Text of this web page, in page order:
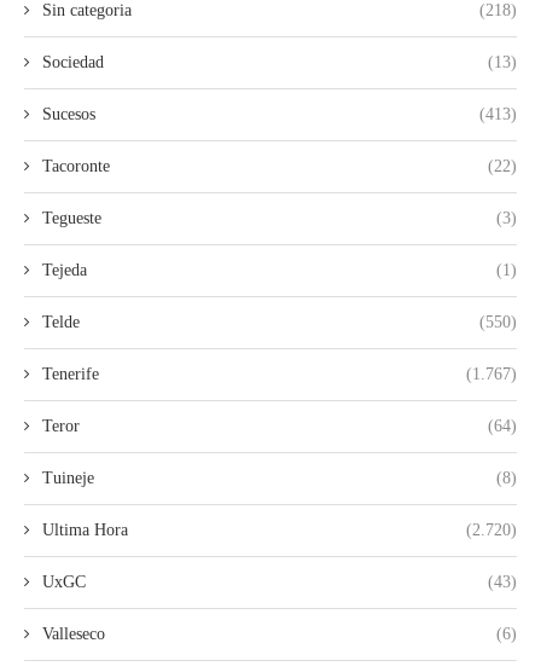
Sin categoria (218)
Sociedad (13)
Sucesos (413)
Tacoronte (22)
Tegueste (3)
Tejeda (1)
Telde (550)
Tenerife (1.767)
Teror (64)
Tuineje (8)
Ultima Hora (2.720)
UxGC (43)
Valleseco (6)